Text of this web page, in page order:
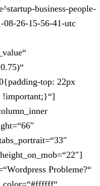
business-people-
08-26-15-56-41-utc
top: 22px
!important;}“]
Probleme?“